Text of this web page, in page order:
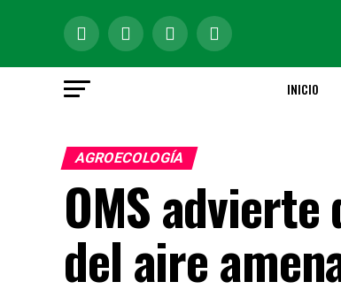
INICIO
AGROECOLOGÍA
OMS
del aire